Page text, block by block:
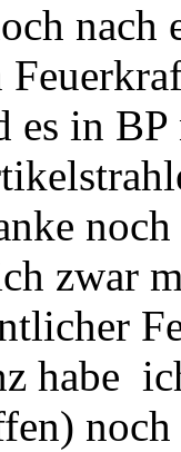
es in
zwar
habe